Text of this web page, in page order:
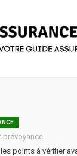
prévoyance
points à vérifier